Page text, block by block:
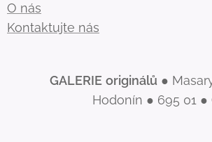
O nás
Kontaktujte nás
GALERIE originálů ●
Hodonín ● 695 01